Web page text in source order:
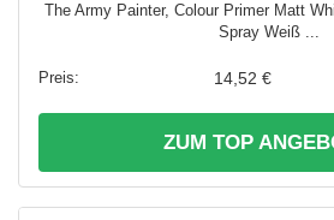
The Army Painter, Colour Primer Matt
Spray Weiß ...
14,52 €
ZUM TOP